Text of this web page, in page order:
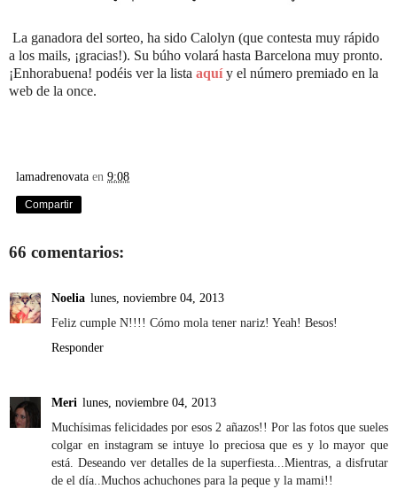
La ganadora del sorteo, ha sido Calolyn (que contesta muy rápido
a los mails, ¡gracias!). Su búho volará hasta Barcelona muy pronto.
¡Enhorabuena! podéis ver la lista aquíy el número premiado en la
web de la once.
lamadrenovata en 9:08
Compartir
66 comentarios:
Noelia lunes, noviembre 04, 2013
Feliz cumple N!!!! Cómo mola tener nariz! Yeah! Besos!
Responder
Meri lunes, noviembre 04, 2013
Muchísimas felicidades por esos 2 añazos!! Por las fotos que sueles
colgar en instagram se intuye lo preciosa que es y lo mayor que
está. Deseando ver detalles de la superfiesta...Mientras, a disfrutar
de el día..Muchos achuchones para la peque y la mami!!